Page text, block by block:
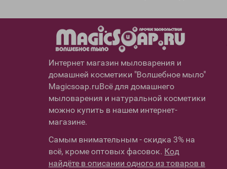
Интернет магазин мыловарения и
домашней косметики "Волшебное мыло"
Magicsoap.ruВсё для домашнего
мыловарения и натуральной косметики
можно купить в нашем интернет-
магазине.
Самым внимательным - скидка 3% на
всё, кроме оптовых фасовок. Код
найдёте в описании одного из товаров в